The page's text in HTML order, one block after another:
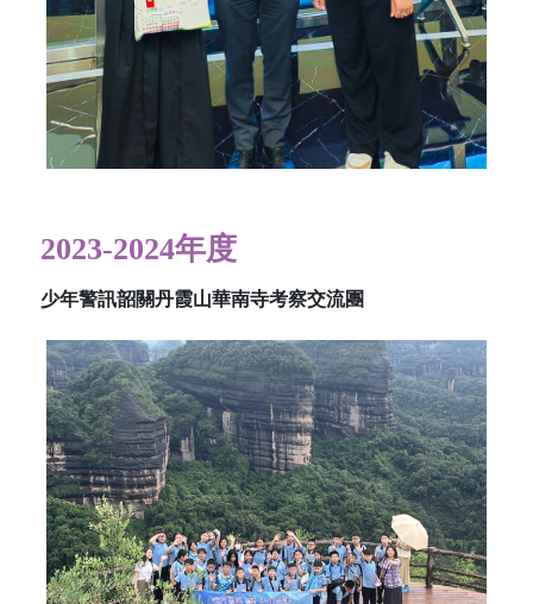
2023-2024年度
少年警訊韶關丹霞山華南寺考察交流團